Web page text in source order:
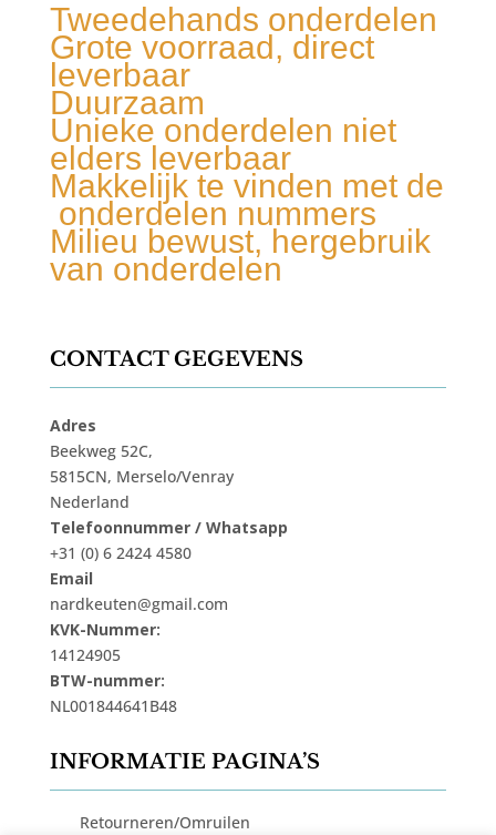
Tweedehands onderdelen
Grote voorraad, direct
leverbaar
Duurzaam
Unieke onderdelen niet
elders leverbaar
Makkelijk te vinden met de
onderdelen nummers
Milieu bewust, hergebruik
van onderdelen
CONTACT GEGEVENS
Adres
Beekweg 52C,
5815CN, Merselo/Venray
Nederland
Telefoonnummer / Whatsapp
+31 (0) 6 2424 4580
Email
nardkeuten@gmail.com
KVK-Nummer:
14124905
BTW-nummer:
NL001844641B48
INFORMATIE PAGINA’S
Retourneren/Omruilen